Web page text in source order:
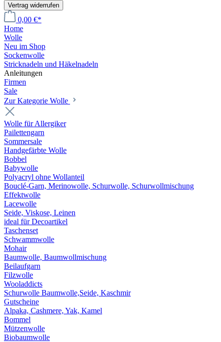
Vertrag widerrufen
0,00 €*
Home
Wolle
Neu im Shop
Sockenwolle
Stricknadeln und Häkelnadeln
Anleitungen
Firmen
Sale
Zur Kategorie Wolle
Wolle für Allergiker
Pailettengarn
Sommersale
Handgefärbte Wolle
Bobbel
Babywolle
Polyacryl ohne Wollanteil
Bouclé-Garn, Merinowolle, Schurwolle, Schurwollmischung
Effektwolle
Lacewolle
Seide, Viskose, Leinen
ideal für Decoartikel
Taschenset
Schwammwolle
Mohair
Baumwolle, Baumwollmischung
Beilaufgarn
Filzwolle
Wooladdicts
Schurwolle Baumwolle,Seide, Kaschmir
Gutscheine
Alpaka, Cashmere, Yak, Kamel
Bommel
Mützenwolle
Biobaumwolle